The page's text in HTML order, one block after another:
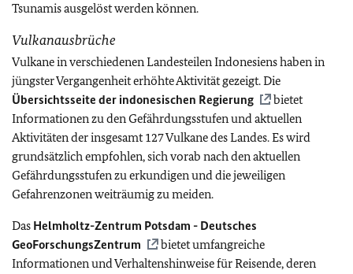
Tsunamis ausgelöst werden können.
Vulkanausbrüche
Vulkane in verschiedenen Landesteilen Indonesiens haben in
jüngster Vergangenheit erhöhte Aktivität gezeigt. Die
Übersichtsseite der indonesischen Regierung
bietet
Informationen zu denGefährdungsstufen und aktuellen
Aktivitäten der insgesamt 127 Vulkane des Landes. Es wird
grundsätzlich empfohlen, sich vorab nach den aktuellen
Gefährdungsstufen zu erkundigen und die jeweiligen
Gefahrenzonen weiträumig zu meiden.
Das Helmholtz-Zentrum Potsdam - Deutsches
GeoForschungsZentrum
bietet umfangreiche
Informationen und Verhaltenshinweise für Reisende, deren